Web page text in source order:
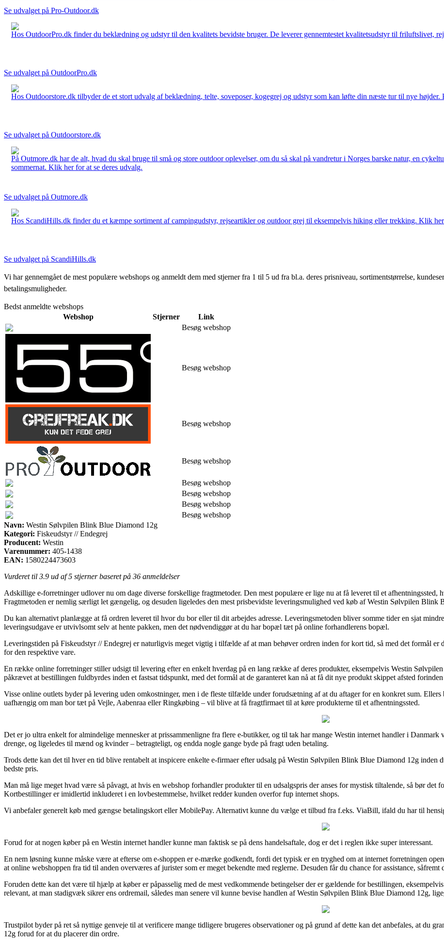
Se udvalget på Pro-Outdoor.dk
Hos OutdoorPro.dk finder du beklædning og udstyr til den kvalitets bevidste bruger. De leverer gennemtestet kvalitetsudstyr til friluftslivet,
Se udvalget på OutdoorPro.dk
Hos Outdoorstore.dk tilbyder de et stort udvalg af beklædning, telte, soveposer, kogegrej og udstyr som kan løfte din næste tur til nye højder.
Se udvalget på Outdoorstore.dk
På Outmore.dk har de alt, hvad du skal bruge til små og store outdoor oplevelser, om du så skal på vandretur i Norges barske natur, en
sommernat. Klik her for at se deres udvalg.
Se udvalget på Outmore.dk
Hos ScandiHills.dk finder du et kæmpe sortiment af campingudstyr, rejseartikler og outdoor grej til eksempelvis hiking eller trekking. Klik
Se udvalget på ScandiHills.dk
Vi har gennemgået de mest populære webshops og anmeldt dem med stjerner fra 1 til 5 ud fra bl.a. deres prisniveau, sortimentstørrelse,
betalingsmuligheder.
Bedst anmeldte webshops
Webshop
Stjerner
Link
Besøg webshop
Besøg webshop
Besøg webshop
Besøg webshop
Besøg webshop
Besøg webshop
Besøg webshop
Besøg webshop
Navn: Westin Sølvpilen Blink Blue Diamond 12g
Kategori: Fiskeudstyr // Endegrej
Producent: Westin
Varenummer: 405-1438
EAN: 1580224473603
Vurderet til 3.9 ud af 5 stjerner baseret på 36 anmeldelser
Adskillige e-forretninger udlover nu om dage diverse forskellige fragtmetoder. Den mest populære er lige nu at få leveret til et afhentningssted,
Fragtmetoden er nemlig særligt let gængelig, og desuden ligeledes den mest prisbevidste leveringsmulighed ved køb af Westin Sølvpilen Blink
Du kan alternativt planlægge at få ordren leveret til hvor du bor eller til dit arbejdes adresse. Leveringsmetoden bliver somme tider en sjat
leveringsudgave er utvivlsomt selv at hente pakken, men det nødvendiggør at du har bopæl tæt på online forhandlerens bopæl.
Leveringstiden på Fiskeudstyr // Endegrej er naturligvis meget vigtig i tilfælde af at man behøver ordren inden for kort tid, så med det formål
for den respektive vare.
En række online forretninger stiller udsigt til levering efter en enkelt hverdag på en lang række af deres produkter, eksempelvis Westin
påkrævet at bestillingen fuldbyrdes inden et fastsat tidspunkt, med det formål at de garanteret kan nå at få dit nye produkt skippet afsted
Visse online outlets byder på levering uden omkostninger, men i de fleste tilfælde under forudsætning af at du aftager for en konkret sum.
uafhængig om man bor tæt på Vejle, Aabenraa eller Ringkøbing – vil blive at få fragtfirmaet til at køre produkterne til et afhentningssted.
Det er jo ultra enkelt for almindelige mennesker at prissammenligne fra flere e-butikker, og til tak har mange Westin internet handler i
drenge, og ligeledes til mænd og kvinder – betragteligt, og endda nogle gange byde på fragt uden betaling.
Trods dette kan det til hver en tid blive rentabelt at inspicere enkelte e-firmaer efter udsalg på Westin Sølvpilen Blink Blue Diamond 12g inden
bedste pris.
Man må lige meget hvad være så påvagt, at hvis en webshop forhandler produkter til en udsalgspris der anses for mystisk tiltalende, så bør det
Kortbestillinger er imidlertid inkluderet i en lovbestemmelse, hvilket redder kunden overfor fup internet shops.
Vi anbefaler generelt køb med gængse betalingskort eller MobilePay. Alternativt kunne du vælge et tilbud fra f.eks. ViaBill, ifald du har til
Forud for at nogen køber på en Westin internet handler kunne man faktisk se på dens handelsaftale, dog er det i reglen ikke super interessant.
En nem løsning kunne måske være at efterse om e-shoppen er e-mærke godkendt, fordi det typisk er en tryghed om at internet forretningen
at online webshoppen fra tid til anden overværes af jurister som er meget bekendte med reglerne. Desuden får du chance for assistance,
Foruden dette kan det være til hjælp at køber er påpasselig med de mest vedkommende betingelser der er gældende for bestillingen,
relevant, at man stadigvæk sikrer ens ordremail, således man senere vil kunne bevise handlen af Westin Sølvpilen Blink Blue Diamond 12g,
Trustpilot byder på ret så nyttige genveje til at verificere mange tidligere brugeres observationer og på grund af dette kan det anbefales, at du
12g forud for at du placerer din ordre.